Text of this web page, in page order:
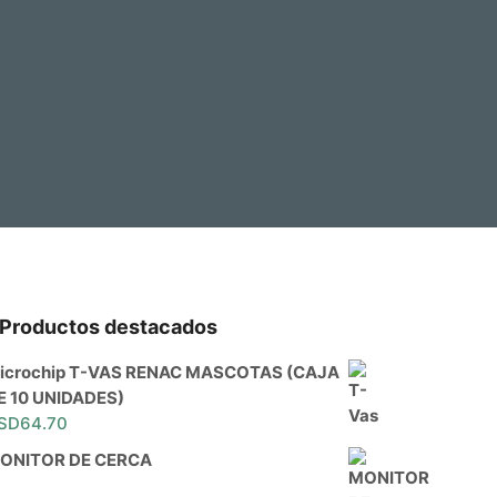
Productos destacados
T-VAS RENAC MASCOTAS (CAJA
10 UNIDADES)
64.70
DE CERCA